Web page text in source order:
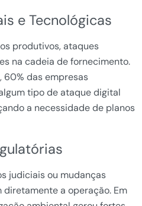
e Tecnológicas
produtivos, ataques
na cadeia de fornecimento.
60% das empresas
tipo de ataque digital
a necessidade de planos
judiciais ou mudanças
a operação. Em